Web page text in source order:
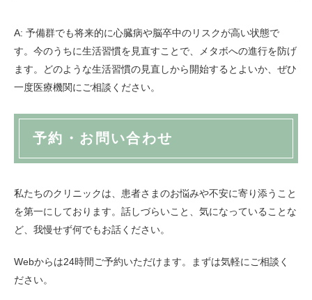
A: 予備群でも将来的に心臓病や脳卒中のリスクが高い状態で
す。今のうちに生活習慣を見直すことで、メタボへの進行を防げ
ます。どのような生活習慣の見直しから開始するとよいか、ぜひ
一度医療機関にご相談ください。
予約・お問い合わせ
私たちのクリニックは、患者さまのお悩みや不安に寄り添うこと
を第一にしております。話しづらいこと、気になっていることな
ど、我慢せず何でもお話ください。
Webからは24時間ご予約いただけます。まずは気軽にご相談く
ださい。